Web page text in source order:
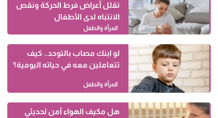
تقلل أعراض فرط الحركة ونقص
الانتباه لدى الأطفال
المرأة والطفل
لو ابنك مصاب بالتوحد.. كيف
تتعاملين معه في حياته اليومية؟
المرأة والطفل
هل مكيف الهواء آمن لحديثي